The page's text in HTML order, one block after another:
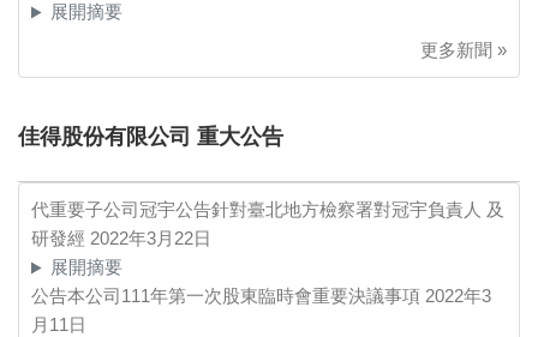
展開摘要
更多新聞 »
佳得股份有限公司 重大公告
代重要子公司冠宇公告針對臺北地方檢察署對冠宇負責人 及
研發經 2022年3月22日
展開摘要
公告本公司111年第一次股東臨時會重要決議事項 2022年3
月11日